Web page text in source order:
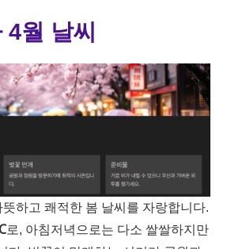
월 날씨
하고 쾌적한 봄 날씨를 자랑합니다.
로, 아침저녁으로는 다소 쌀쌀하지만